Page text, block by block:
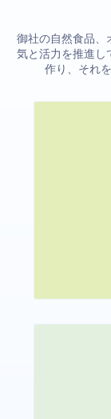
御社の自然食品、
気と活力を推進し
作り、それ